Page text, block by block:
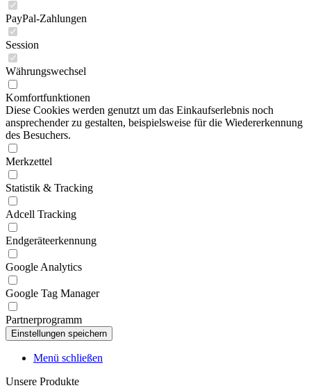
PayPal-Zahlungen
Session
Währungswechsel
Komfortfunktionen
Diese Cookies werden genutzt um das Einkaufserlebnis noch
ansprechender zu gestalten, beispielsweise für die Wiedererkennung
des Besuchers.
Merkzettel
Statistik & Tracking
Adcell Tracking
Endgeräteerkennung
Google Analytics
Google Tag Manager
Partnerprogramm
Menü schließen
Unsere Produkte